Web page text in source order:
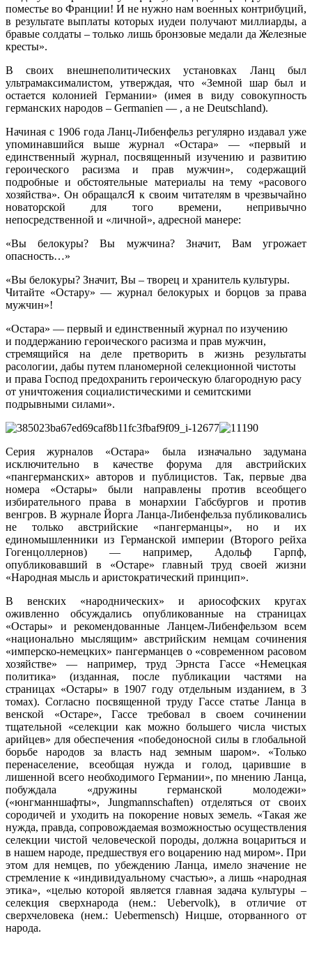
поместье во Франции! И не нужно нам военных контрибуций,
в результате выплаты которых иудеи получают миллиарды, а
бравые солдаты – только лишь бронзовые медали да Железные
кресты».
В своих внешнеполитических установках Ланц был
ультрамаксималистом, утверждая, что «Земной шар был и
остается колонией Германии» (имея в виду совокупность
германских народов – Germanien — , а не Deutschland).
Начиная с 1906 года Ланц-Либенфельз регулярно издавал уже
упоминавшийся выше журнал «Остара» — «первый и
единственный журнал, посвященный изучению и развитию
героического расизма и прав мужчин», содержащий
подробные и обстоятельные материалы на тему «расового
хозяйства». Он обращалсЯ к своим читателям в чрезвычайно
новаторской для того времени, непривычно
непосредственной и «личной», адресной манере:
«Вы белокуры? Вы мужчина? Значит, Вам угрожает
опасность…»
«Вы белокуры? Значит, Вы – творец и хранитель культуры.
Читайте «Остару» — журнал белокурых и борцов за права
мужчин»!
«Остара» — первый и единственный журнал по изучению
и поддержанию героического расизма и прав мужчин,
стремящийся на деле претворить в жизнь результаты
расологии, дабы путем планомерной селекционной чистоты
и права Господ предохранить героическую благородную расу
от уничтожения социалистическими и семитскими
подрывными силами».
Серия журналов «Остара» была изначально задумана
исключительно в качестве форума для австрийских
«пангерманских» авторов и публицистов. Так, первые два
номера «Остары» были направлены против всеобщего
избирательного права в монархии Габсбургов и против
венгров. В журнале Йорга Ланца-Либенфельза публиковались
не только австрийские «пангерманцы», но и их
единомышленники из Германской империи (Второго рейха
Гогенцоллернов) — например, Адольф Гарпф,
опубликовавший в «Остаре» главный труд своей жизни
«Народная мысль и аристократический принцип».
В венских «народнических» и ариософских кругах
оживленно обсуждались опубликованные на страницах
«Остары» и рекомендованные Ланцем-Либенфельзом всем
«национально мыслящим» австрийским немцам сочинения
«имперско-немецких» пангерманцев о «современном расовом
хозяйстве» — например, труд Эрнста Гассе «Немецкая
политика» (изданная, после публикации частями на
страницах «Остары» в 1907 году отдельным изданием, в 3
томах). Согласно посвященной труду Гассе статье Ланца в
венской «Остаре», Гассе требовал в своем сочинении
тщательной «селекции как можно большего числа чистых
арийцев» для обеспечения «победоносной силы в глобальной
борьбе народов за власть над земным шаром». «Только
перенаселение, всеобщая нужда и голод, царившие в
лишенной всего необходимого Германии», по мнению Ланца,
побуждала «дружины германской молодежи»
(«юнгманншафты», Jungmannschaften) отделяться от своих
сородичей и уходить на покорение новых земель. «Такая же
нужда, правда, сопровождаемая возможностью осуществления
селекции чистой человеческой породы, должна воцариться и
в нашем народе, предшествуя его воцарению над миром». При
этом для немцев, по убеждению Ланца, имело значение не
стремление к «индивидуальному счастью», а лишь «народная
этика», «целью которой является главная задача культуры –
селекция сверхнарода (нем.: Uebervolk), в отличие от
сверхчеловека (нем.: Uebermensch) Ницше, оторванного от
народа.